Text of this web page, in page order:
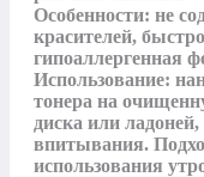
Особенности: не
красителей,
гипоаллергенная
Использование:
тонера на
диска или
впитывания.
использования